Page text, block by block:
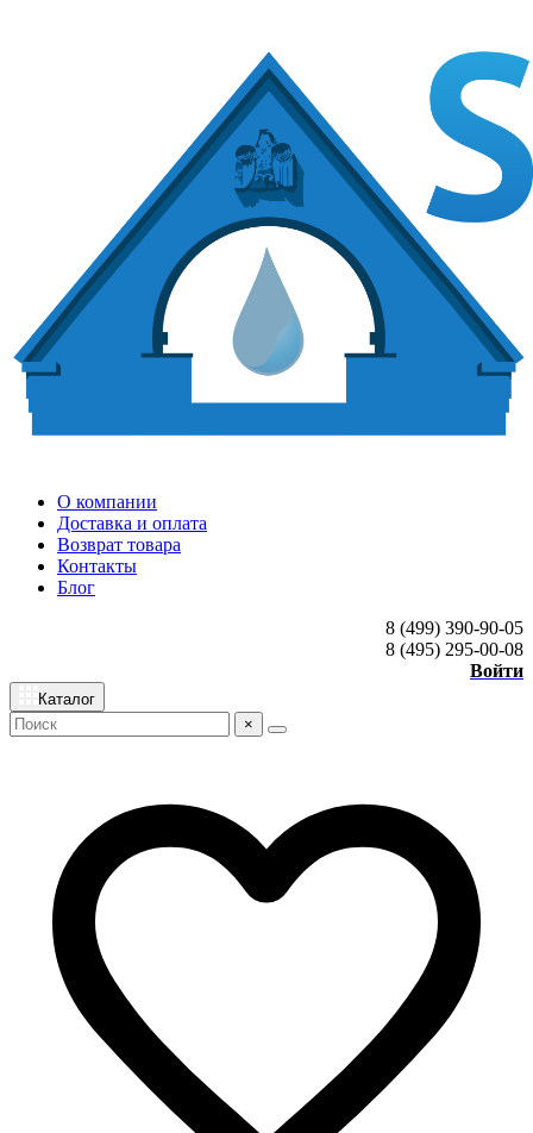
О компании
Доставка и оплата
Возврат товара
Контакты
Блог
8 (499) 390-90-05
8 (495) 295-00-08
Войти
Каталог
×